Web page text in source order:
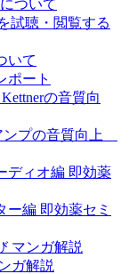
ついて
試聴・閲覧する
いて
ポート
の音質向
ンプの音質向上
ィオ編 即効薬
編 即効薬セミ
マンガ解説
ガ解説